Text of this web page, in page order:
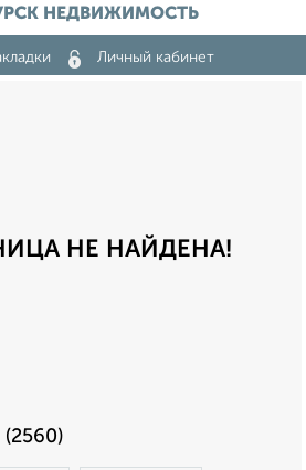
НЕДВИЖИМОСТЬ
Личный кабинет
НЕ НАЙДЕНА!
(2560)